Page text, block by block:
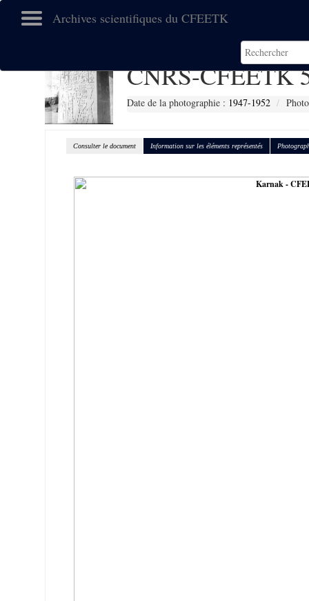
Archives scientifiques du CFEETK
CNRS-CFEETK
Date de la photographie : 1947-1952
Consulter le document Information sur les éléments représentés